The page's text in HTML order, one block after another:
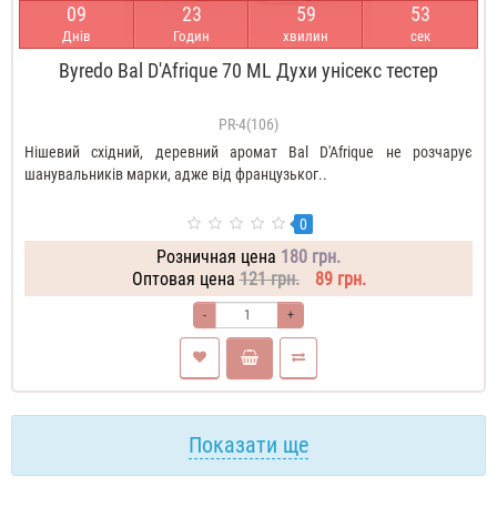
09
Днів
23
Годин
59
хвилин
51
сек
Byredo Bal D'Afrique 70 ML Духи унісекс тестер
PR-4(106)
Нішевий східний, деревний аромат Bal D'Afrique не розчарує
шанувальників марки, адже від французьког..
0
Розничная цена 180 грн.
Оптовая цена 121 грн. 89 грн.
- +
Показати ще